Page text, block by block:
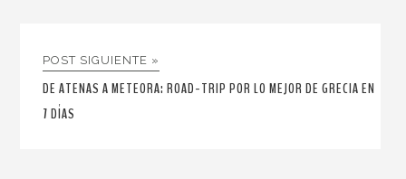
POST SIGUIENTE »
DE ATENAS A METEORA: ROAD-TRIP POR LO MEJOR DE GRECIA EN
7 DÍAS